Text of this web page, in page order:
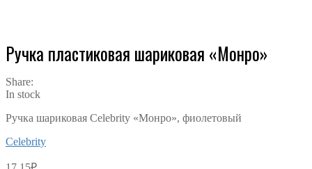
Ручка пластиковая шариковая «Монро»
Share:
In stock
Ручка шариковая Celebrity «Монро», фиолетовый
Celebrity